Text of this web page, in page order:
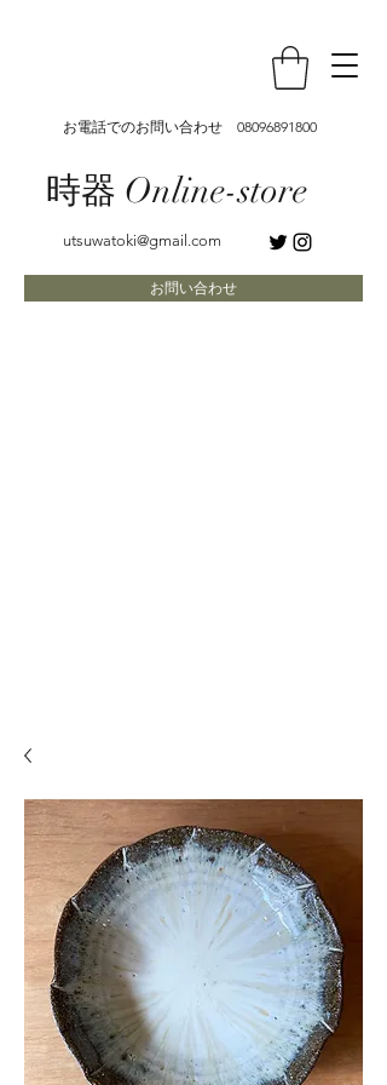
お電話でのお問い合わせ 08096891800
時器 Online-store
utsuwatoki@gmail.com
お問い合わせ